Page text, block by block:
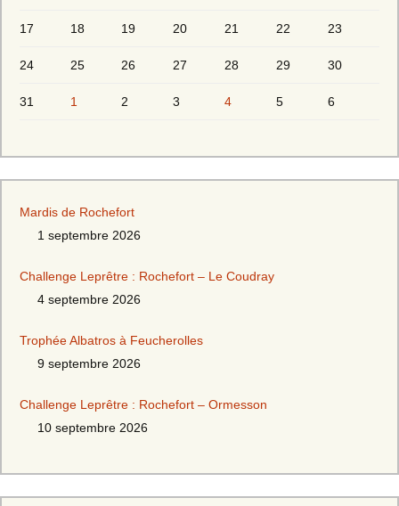
17 18 19 20 21 22 23
24 25 26 27 28 29 30
31 1 2 3 4 5 6
Mardis de Rochefort
1 septembre 2026
Challenge Leprêtre : Rochefort – Le Coudray
4 septembre 2026
Trophée Albatros à Feucherolles
9 septembre 2026
Challenge Leprêtre : Rochefort – Ormesson
10 septembre 2026